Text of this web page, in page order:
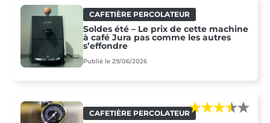
CAFETIÈRE PERCOLATEUR
Soldes été – Le prix de cette machine
à café Jura pas comme les autres
s’effondre
Publié le 29/06/2026
CAFETIÈRE PERCOLATEUR